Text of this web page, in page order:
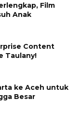
Film
Anak
Content
Taulany!
ke Aceh untuk
Besar